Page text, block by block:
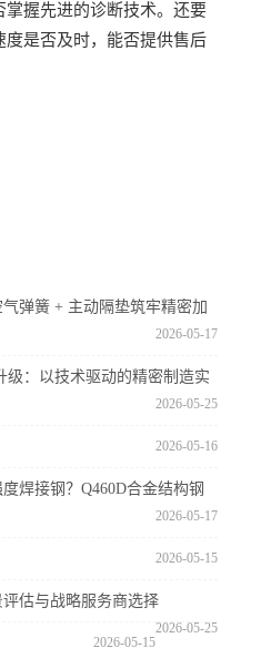
握先进的诊断技术。还要
是否及时，能否提供售后
弹簧 + 主动隔垫筑牢精密加
2026-05-17
级：以技术驱动的精密制造实
2026-05-25
2026-05-16
焊接钢？Q460D合金结构钢
2026-05-17
2026-05-15
估与战略服务商选择
2026-05-25
2026-05-15